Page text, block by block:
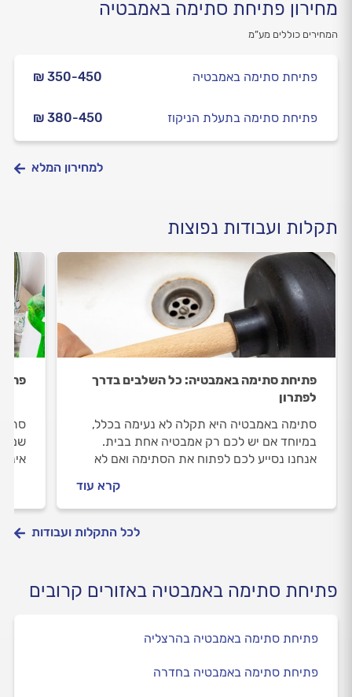
מחירון פתיחת סתימה באמבטיה
המחירים כוללים מע”מ
₪ 350-450 פתיחת סתימה באמבטיה
₪ 380-450 פתיחת סתימה בתעלת הניקוז
למחירון המלא
תקלות ועבודות נפוצות
פתיחת סתימה באמבטיה: כל השלבים בדרך
לפתרון
סתימה באמבטיה היא תקלה לא נעימה בכלל,
במיוחד אם יש לכם רק אמבטיה אחת בבית.
אנחנו נסייע לכם לפתוח את הסתימה ואם לא
קרא עוד
לכל התקלות ועבודות
פתיחת סתימה באמבטיה באזורים קרובים
פתיחת סתימה באמבטיה בהרצליה
פתיחת סתימה באמבטיה בחדרה